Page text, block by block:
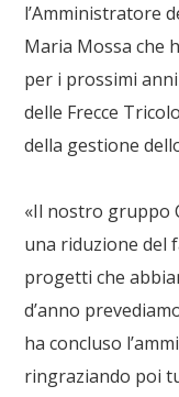
l’Amministratore
Maria Mossa che
per i prossimi
delle Frecce
della gestione
«Il nostro gruppo
una riduzione del
progetti che
d’anno
ha concluso
ringraziando poi